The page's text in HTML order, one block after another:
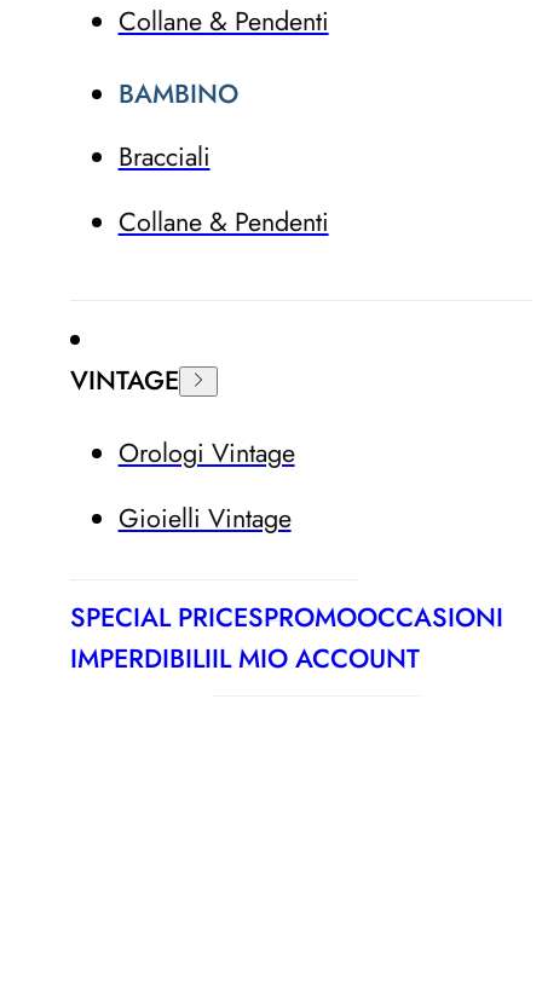
Collane & Pendenti
BAMBINO
Bracciali
Collane & Pendenti
VINTAGE
Orologi Vintage
Gioielli Vintage
SPECIAL PRICESPROMOOCCASIONI
IMPERDIBILIIL MIO ACCOUNT